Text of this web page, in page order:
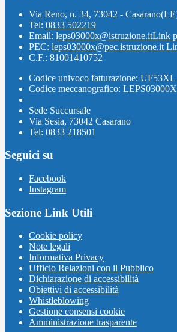
Via Reno, n. 34, 73042 -
Tel: 0833 502219
Email: leps03000x@istruzione.itLink
PEC: leps03000x@pec.istruzione.it
C.F.: 81001410752
Codice univoco fatturazione: UF53XL
Codice meccanografico: LEPS03000X
Sede Succursale
Via Sesia, 73042 Casarano
Tel: 0833 218501
Seguici su
Facebook
Instagram
Sezione Link Utili
Cookie policy
Note legali
Informativa Privacy
Ufficio Relazioni con il Pubblico
Dichiarazione di accessibilità
Obiettivi di accessibilità
Whistleblowing
Gestione consensi cookie
Amministrazione trasparente